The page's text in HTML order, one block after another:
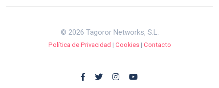
© 2026 Tagoror Networks, S.L.
Política de Privacidad | Cookies| Contacto